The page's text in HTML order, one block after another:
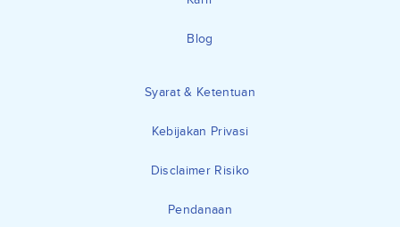
Blog
Syarat & Ketentuan
Kebijakan Privasi
Disclaimer Risiko
Pendanaan